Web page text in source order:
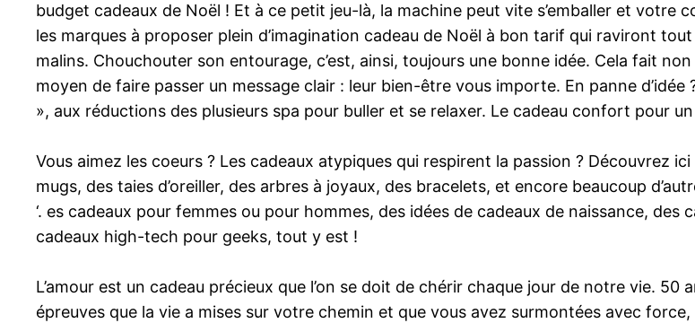
budget cadeaux de Noël ! Et à ce petit jeu-là, la machine peut vite s’emballer et
les marques à proposer plein d’imagination cadeau de Noël à bon tarif qui raviront
malins. Chouchouter son entourage, c’est, ainsi, toujours une bonne idée. Cela fait
moyen de faire passer un message clair : leur bien-être vous importe. En panne
», aux réductions des plusieurs spa pour buller et se relaxer. Le cadeau confort pour
Vous aimez les coeurs ? Les cadeaux atypiques qui respirent la passion ? Découvrez
mugs, des taies d’oreiller, des arbres à joyaux, des bracelets, et encore beaucoup
‘. es cadeaux pour femmes ou pour hommes, des idées de cadeaux de naissance,
cadeaux high-tech pour geeks, tout y est !
L’amour est un cadeau précieux que l’on se doit de chérir chaque jour de notre vie.
épreuves que la vie a mises sur votre chemin et que vous avez surmontées avec